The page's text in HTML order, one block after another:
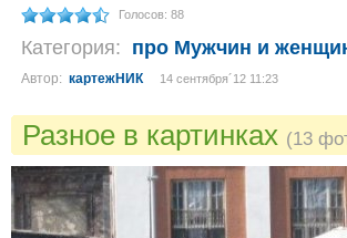
Голосов: 88
Категория: про Мужчин и
Автор: картежНИК 14 сентября´12 11:23
Разное в картинках (13